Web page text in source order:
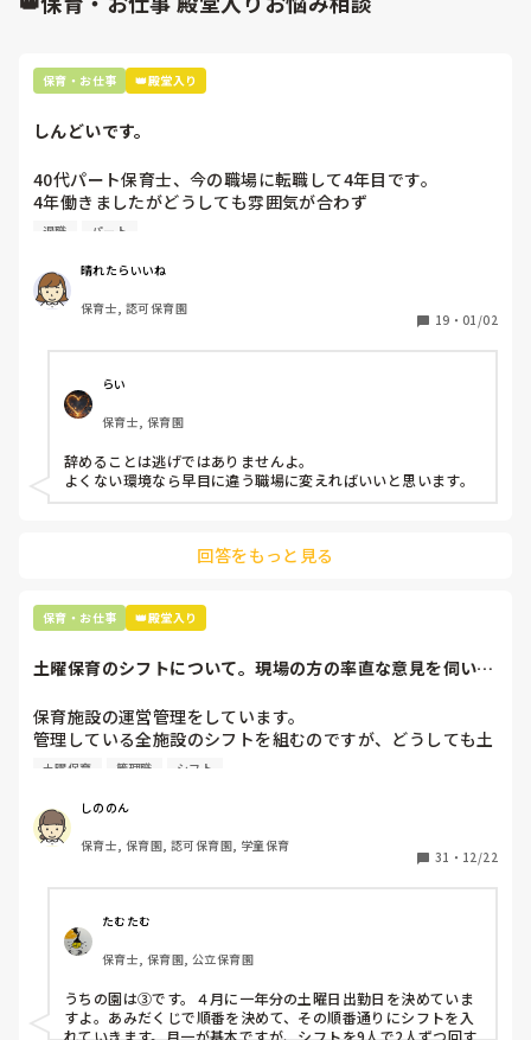
保育・お仕事 👑殿堂入り
しんどいです。
40代パート保育士、今の職場に転職して4年目です。
4年働きましたがどうしても雰囲気が合わず
退職しようと思っています。
周りの職員は、勤続10年以上から何十年という先生がほとん
どです。
保護者子どもの愚痴悪口が多く、
今で言う不適切保育も
仕方ないよね
もう何も言わずに
子どもの言いなりになればいいんだね
などいう意見で…
上の先生に相談することは難しそうです。
最後の職場にしようと思っていましたが
辞めることは逃げ、と、過去辞めた人も何年も言われ続けて
います
退職 パート
晴れたらいいね
保育士, 認可保育園
19 ・ 01/02
らい
保育士, 保育園
辞めることは逃げではありませんよ。
よくない環境なら早目に違う職場に変えればいいと思います。
回答をもっと見る
保育・お仕事 👑殿堂入り
土曜保育のシフトについて。現場の方の率直な意見を伺いた
保育施設の運営管理をしています。
管理している全施設のシフトを組むのですが、どうしても土
曜保育だけは入れる方が少なく、いつも苦労しています。
て入職しているはずですが、いざ勤務が始まると一日も土曜
出勤が出来ない方ばかりです。
①土曜日の希望休は2日まで、と制限をかける
②毎月、必ず土曜保育に入ることのできる日を1日だけピッ
クアップしてもらう
③仮シフトが出た時、土曜出勤が難しければ自身で代わりの
人を交渉して見つけてもらう
上記のいずれかの対策を取り入れることを考えています。
土曜保育 管理職 シフト
しののん
保育士, 保育園, 認可保育園, 学童保育
31 ・ 12/22
たむたむ
保育士, 保育園, 公立保育園
うちの園は③です。４月に一年分の土曜日出勤日を決めていま
すよ。あみだくじで順番を決めて、その順番通りにシフトを入
れていきます。月一が基本ですが、シフトを9人で2人ずつ回す